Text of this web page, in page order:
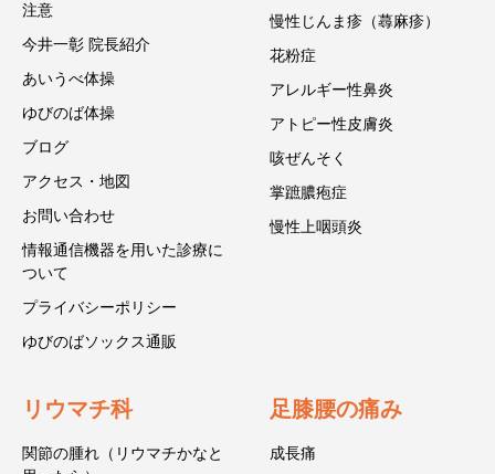
注意
今井一彰 院長紹介
あいうべ体操
ゆびのば体操
ブログ
アクセス・地図
お問い合わせ
情報通信機器を用いた診療に
ついて
プライバシーポリシー
ゆびのばソックス通販
慢性じんま疹（蕁麻疹）
花粉症
アレルギー性鼻炎
アトピー性皮膚炎
咳ぜんそく
掌蹠膿疱症
慢性上咽頭炎
リウマチ科
関節の腫れ（リウマチかなと
足膝腰の痛み
成長痛